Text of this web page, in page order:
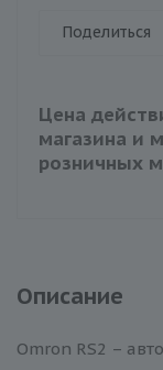
Поделиться
Цена
магазина и
розничных
Описание
Omron RS2 –